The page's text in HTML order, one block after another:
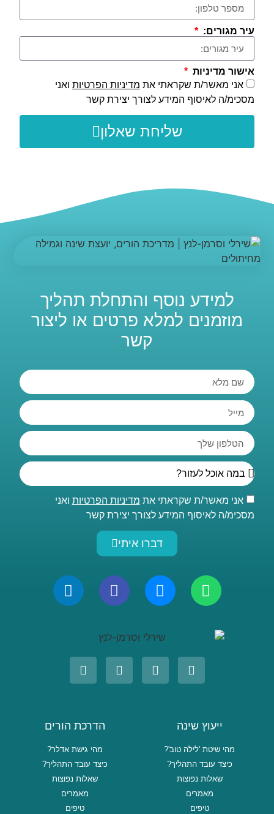
עיר מגורים:
אישור מדיניות
אני מאשר/ת שקראתי את מדיניות הפרטיות ואני
מסכימ/ה לאיסוף המידע לצורך יצירת קשר
שליחת שאלון
למידע נוסף והתחלת תהליך
מוזמנים למלא פרטים או ליצור
קשר
אני מאשר/ת שקראתי את מדיניות הפרטיות ואני
מסכימ/ה לאיסוף המידע לצורך יצירת קשר
דברו איתי
ייעוץ שינה
מהי שיטת 'לילה טוב'?
כיצד עובד התהליך?
שאלות נפוצות
מאמרים
טיפים
הדרכת הורים
מהי גישת אדלר?
כיצד עובד התהליך?
שאלות נפוצות
מאמרים
טיפים